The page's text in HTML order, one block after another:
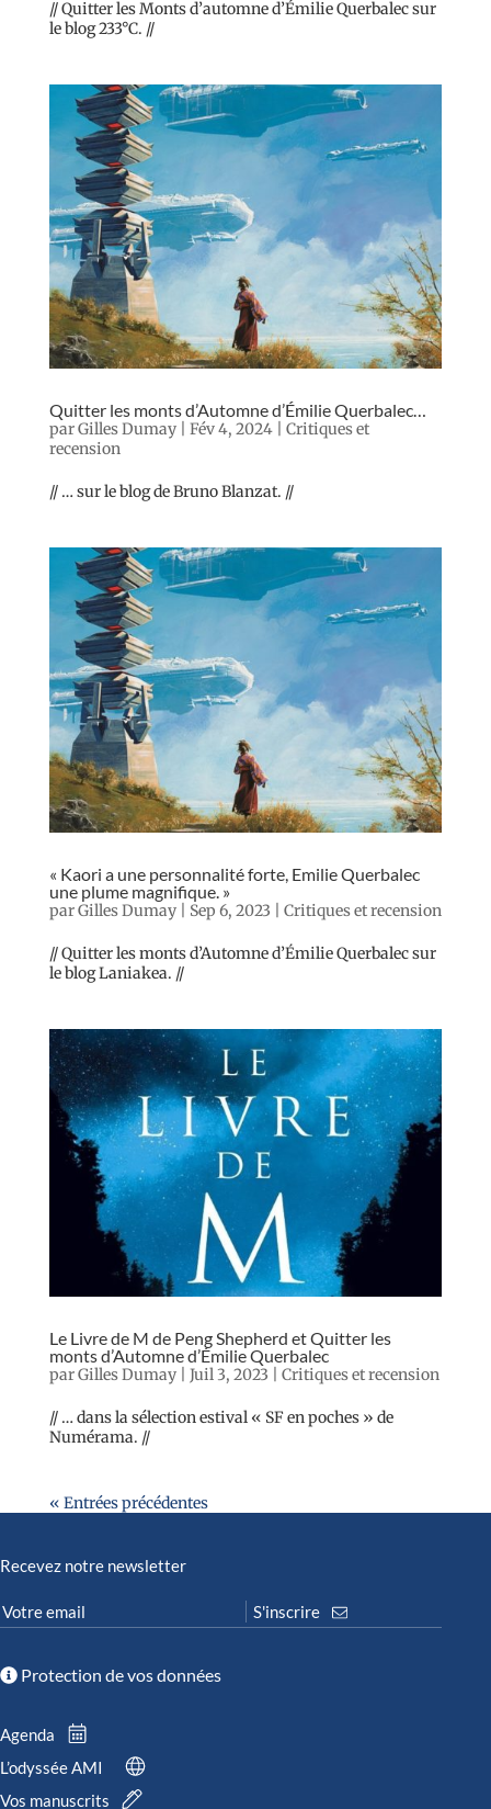
// Quitter les Monts d’automne d’Émilie Querbalec sur
le blog 233°C. //
Quitter les monts d’Automne d’Émilie Querbalec…
parGilles Dumay| Fév 4, 2024| Critiques et
recension
// … sur le blog de Bruno Blanzat. //
« Kaori a une personnalité forte, Emilie Querbalec
une plume magnifique. »
parGilles Dumay| Sep 6, 2023 Critiques et recension
// Quitter les monts d’Automne d’Émilie Querbalec sur
le blog Laniakea. //
Le Livre de M de Peng Shepherd et Quitter les
monts d’Automne d’Émilie Querbalec
parGilles Dumay| Juil 3, 2023 Critiques et recension
// … dans la sélection estival « SF en poches » de
Numérama. //
« Entrées précédentes
Recevez notre newsletter
Protection de vos données
Agenda
L’odyssée AMI
Vos manuscrits